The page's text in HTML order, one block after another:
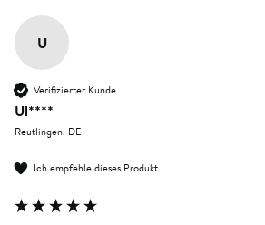
U
Verifizierter Kunde
Ul****
Reutlingen, DE
Ich empfehle dieses Produkt